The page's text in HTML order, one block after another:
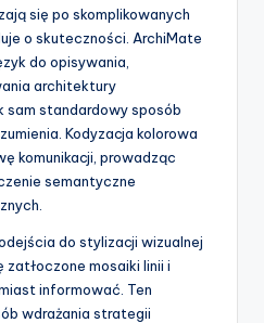
się po skomplikowanych
o skuteczności. ArchiMate
do opisywania,
architektury
sam standardowy sposób
Kodyzacja kolorowa
komunikacji, prowadząc
semantyczne
do stylizacji wizualnej
mosaiki linii i
informować. Ten
wdrażania strategii